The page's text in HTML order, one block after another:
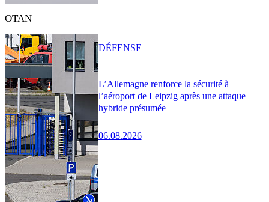
OTAN
L’Allemagne renforce la sécurité à
l’aéroport de Leipzig après une attaque
hybride présumée
06.08.2026
DÉFENSE